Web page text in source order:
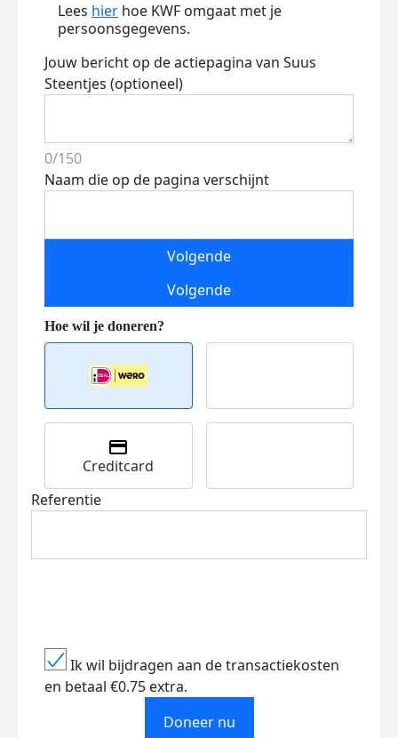
Lees hier hoe KWF omgaat met je
persoonsgegevens.
Jouw bericht op de actiepagina van Suus
Steentjes (optioneel)
0/150
Naam die op de pagina verschijnt
Volgende
Volgende
Creditcard
Referentie
Ik wil bijdragen aan de transactiekosten
en betaal €0.75 extra.
Doneer nu